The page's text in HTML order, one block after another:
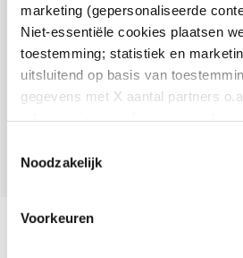
marketing (gepersonaliseerde
Niet-essentiële cookies plaatsen
toestemming; statistiek en
uitsluitend op basis van
gegevens met X aantal partners
en de bewaartermijnen per
gegevensverwerking staat in de
Noodzakelijk
Voorkeuren
Klantenservice
Assortiment
VolgDAop:
Online aanbieder